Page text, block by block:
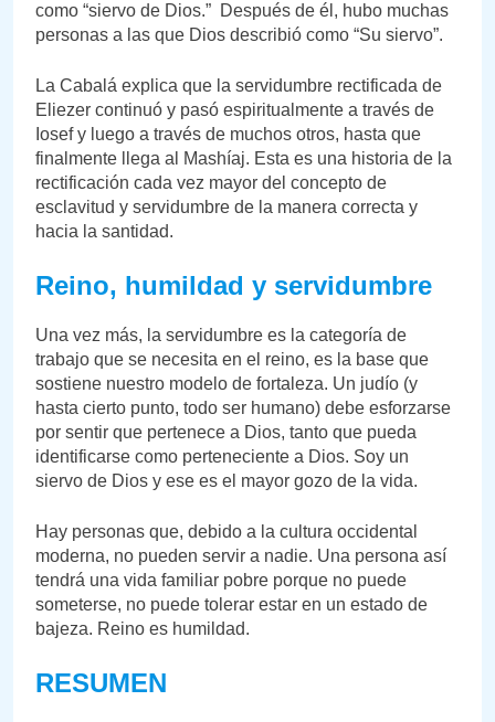
como “siervo de Dios.” Después de él, hubo muchas
personas a las que Dios describió como “Su siervo”.
La Cabalá explica que la servidumbre rectificada de
Eliezer continuó y pasó espiritualmente a través de
Iosef y luego a través de muchos otros, hasta que
finalmente llega al Mashíaj. Esta es una historia de la
rectificación cada vez mayor del concepto de
esclavitud y servidumbre de la manera correcta y
hacia la santidad.
Reino, humildad y servidumbre
Una vez más, la servidumbre es la categoría de
trabajo que se necesita en el reino, es la base que
sostiene nuestro modelo de fortaleza. Un judío (y
hasta cierto punto, todo ser humano) debe esforzarse
por sentir que pertenece a Dios, tanto que pueda
identificarse como perteneciente a Dios. Soy un
siervo de Dios y ese es el mayor gozo de la vida.
Hay personas que, debido a la cultura occidental
moderna, no pueden servir a nadie. Una persona así
tendrá una vida familiar pobre porque no puede
someterse, no puede tolerar estar en un estado de
bajeza. Reino es humildad.
RESUMEN